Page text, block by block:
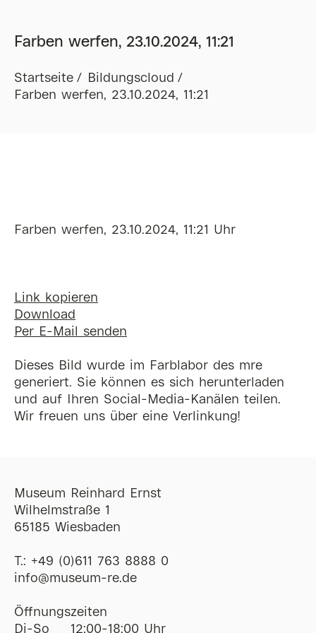
Farben werfen, 23.10.2024, 11:21
Startseite
Bildungscloud
Farben werfen, 23.10.2024, 11:21
Farben werfen, 23.10.2024, 11:21 Uhr
Link kopieren
Download
Per E-Mail senden
Dieses Bild wurde im Farblabor des mre
generiert. Sie können es sich herunterladen
und auf Ihren Social-Media-Kanälen teilen.
Wir freuen uns über eine Verlinkung!
Museum Reinhard Ernst
Wilhelmstraße 1
65185 Wiesbaden
T.: +49 (0)611 763 8888 0
ofni@museum-re de
Öffnungszeiten
Di-So
12:00-18:00 Uhr